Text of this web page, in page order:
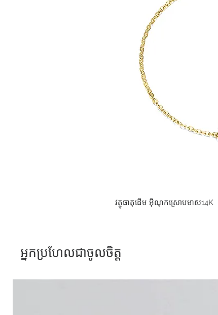
វត្ថុធាតុដើម អុីណុកស្រោបមាស14K
អ្នកប្រហែលជាចូលចិត្ត